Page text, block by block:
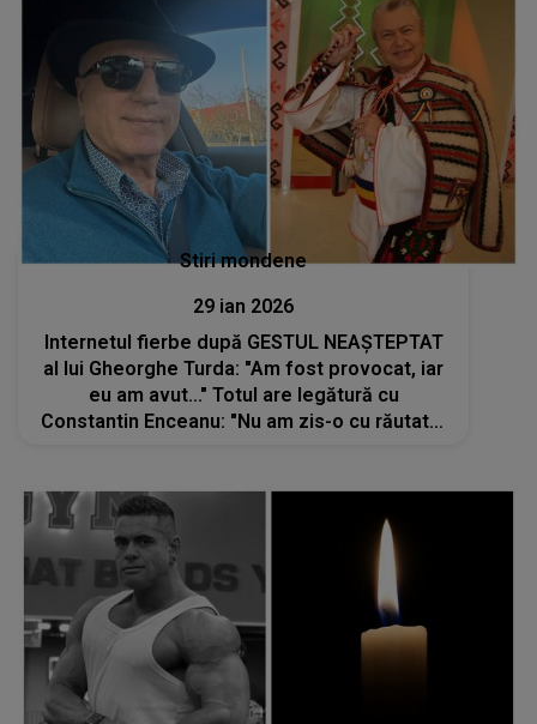
Stiri mondene
29 ian 2026
Internetul fierbe după GESTUL NEAȘTEPTAT
al lui Gheorghe Turda: "Am fost provocat, iar
eu am avut..." Totul are legătură cu
Constantin Enceanu: "Nu am zis-o cu răutate,